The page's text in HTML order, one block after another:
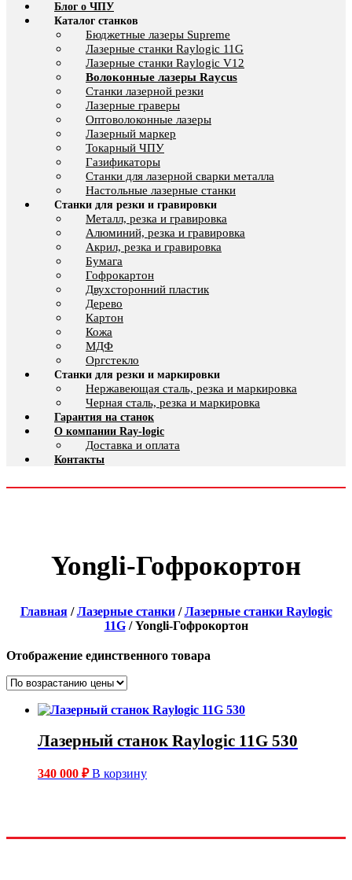
Блог о ЧПУ
Каталог станков
Бюджетные лазеры Supreme
Лазерные станки Raylogic 11G
Лазерные станки Raylogic V12
Волоконные лазеры Raycus
Станки лазерной резки
Лазерные граверы
Оптоволоконные лазеры
Лазерный маркер
Токарный ЧПУ
Газификаторы
Cтанки для лазерной сварки металла
Настольные лазерные станки
Станки для резки и гравировки
Металл, резка и гравировка
Алюминий, резка и гравировка
Акрил, резка и гравировка
Бумага
Гофрокартон
Двухсторонний пластик
Дерево
Картон
Кожа
МДФ
Оргстекло
Станки для резки и маркировки
Нержавеющая сталь, резка и маркировка
Черная сталь, резка и маркировка
Гарантия на станок
О компании Ray-logic
Доставка и оплата
Контакты
Yongli-Гофрокортон
Главная/Лазерные станки/Лазерные станки Raylogic
11G/ Yongli-Гофрокортон
Отображение единственного товара
Лазерный станок Raylogic 11G 530
340 000 ₽ В корзину